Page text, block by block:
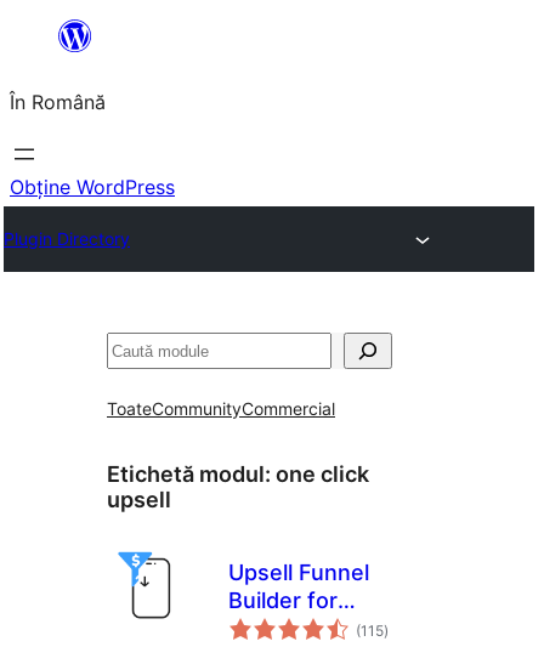
conținut
În Română
Obține WordPress
Plugin Directory
Caută
ToateCommunityCommercial
Etichetă modul: one click
upsell
Upsell Funnel
Builder for
WooCommerce –
(115total
aprecieri
)